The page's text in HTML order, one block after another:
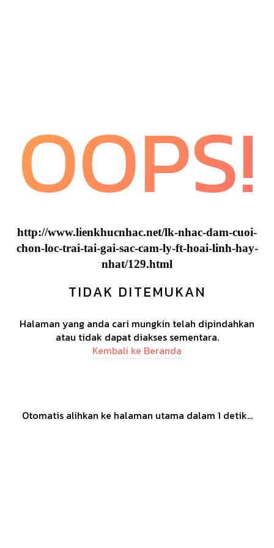
OOPS!
http://www.lienkhucnhac.net/lk-nhac-dam-cuoi-
chon-loc-trai-tai-gai-sac-cam-ly-ft-hoai-linh-hay-
nhat/129.html
TIDAK DITEMUKAN
Halaman yang anda cari mungkin telah dipindahkan
atau tidak dapat diakses sementara.
Kembali ke Beranda
Otomatis alihkan ke halaman utama dalam 1 detik...